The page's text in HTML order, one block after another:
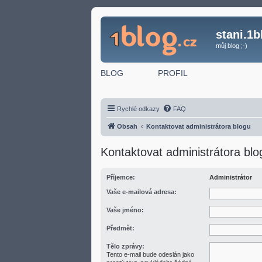
můj blog ;-)
BLOG PROFIL
Rychlé odkazy FAQ
Obsah Kontaktovat administrátora blogu
Kontaktovat administrátora
Příjemce: Administrátor
Vaše e-mailová adresa:
Vaše jméno:
Předmět:
Tělo zprávy:
Tento e-mail bude odeslán jako